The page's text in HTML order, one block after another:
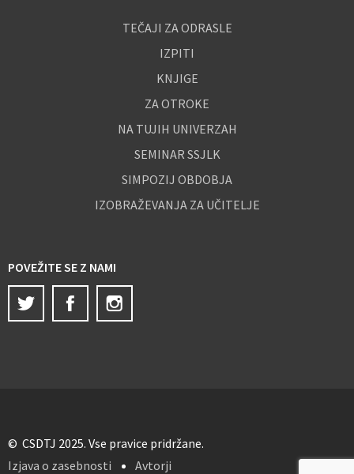
TEČAJI ZA ODRASLE
IZPITI
KNJIGE
ZA OTROKE
NA TUJIH UNIVERZAH
SEMINAR SSJLK
SIMPOZIJ OBDOBJA
IZOBRAŽEVANJA ZA UČITELJE
POVEŽITE SE Z NAMI
Twitter
Facebook
© CSDTJ 2025. Vse pravice pridržane.
Izjava o zasebnosti
Avtorji